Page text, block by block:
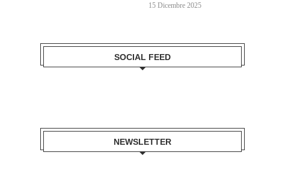
15 Dicembre 2025
SOCIAL FEED
NEWSLETTER